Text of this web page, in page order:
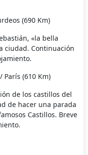
(690 Km)
«la bella
ciudad. Continuación
París (610 Km)
de los castillos del
de hacer una parada
Castillos. Breve